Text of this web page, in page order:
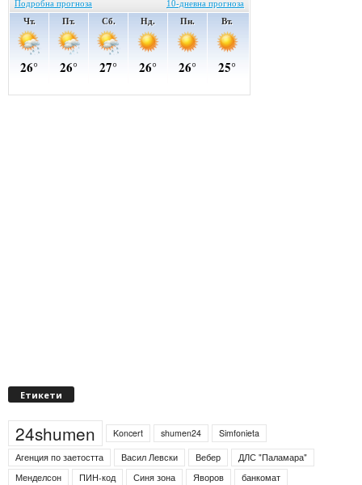
Етикети
24shumen Koncert shumen24
Simfonieta
Агенция по заетостта
Васил Левски Вебер
ДЛС "Паламара"
Менделсон
ПИН-код Синя зона Яворов
банкомат